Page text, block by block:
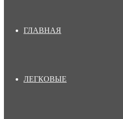
ГЛАВНАЯ
ЛЕГКОВЫЕ